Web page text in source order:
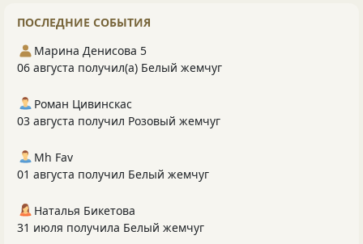
ПОСЛЕДНИЕ СОБЫТИЯ
Марина Денисова 5
06 августа получил(а) Белый жемчуг
Роман Цивинскас
03 августа получил Розовый жемчуг
Mh Fav
01 августа получил Белый жемчуг
Наталья Бикетова
31 июля получила Белый жемчуг